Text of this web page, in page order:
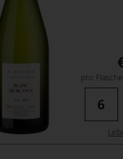
pro